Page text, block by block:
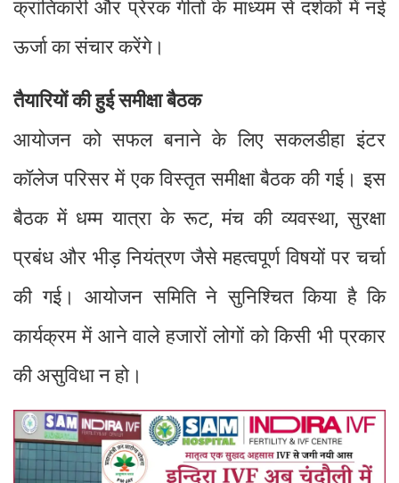
क्रांतिकारी और प्रेरक गीतों के माध्यम से दर्शकों में नई
ऊर्जा का संचार करेंगे।
तैयारियों की हुई समीक्षा बैठक
आयोजन को सफल बनाने के लिए सकलडीहा इंटर
कॉलेज परिसर में एक विस्तृत समीक्षा बैठक की गई। इस
बैठक में धम्म यात्रा के रूट, मंच की व्यवस्था, सुरक्षा
प्रबंध और भीड़ नियंत्रण जैसे महत्वपूर्ण विषयों पर चर्चा
की गई। आयोजन समिति ने सुनिश्चित किया है कि
कार्यक्रम में आने वाले हजारों लोगों को किसी भी प्रकार
की असुविधा न हो।